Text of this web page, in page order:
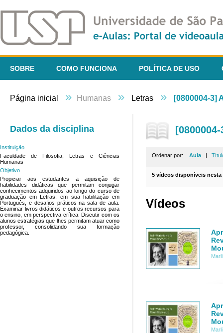
SOBRE COMO FUNCIONA POLÍTICA DE USO
Página inicial » Humanas » Letras » [0800004-3]
Dados da disciplina
Instituição
Faculdade de Filosofia, Letras e Ciências
Humanas
Objetivo
Propiciar aos estudantes a aquisição de
habilidades didáticas que permitam conjugar
conhecimentos adquiridos ao longo do curso de
graduação em Letras, em sua habilitação em
Português, e desafios práticos na sala de aula.
Examinar livros didáticos e outros recursos para
o ensino, em perspectiva crítica. Discutir com os
alunos estratégias que lhes permitam atuar como
professor, consolidando sua formação
pedagógica.
Ordenar por: Aula |
5 vídeos disponíveis
Vídeos